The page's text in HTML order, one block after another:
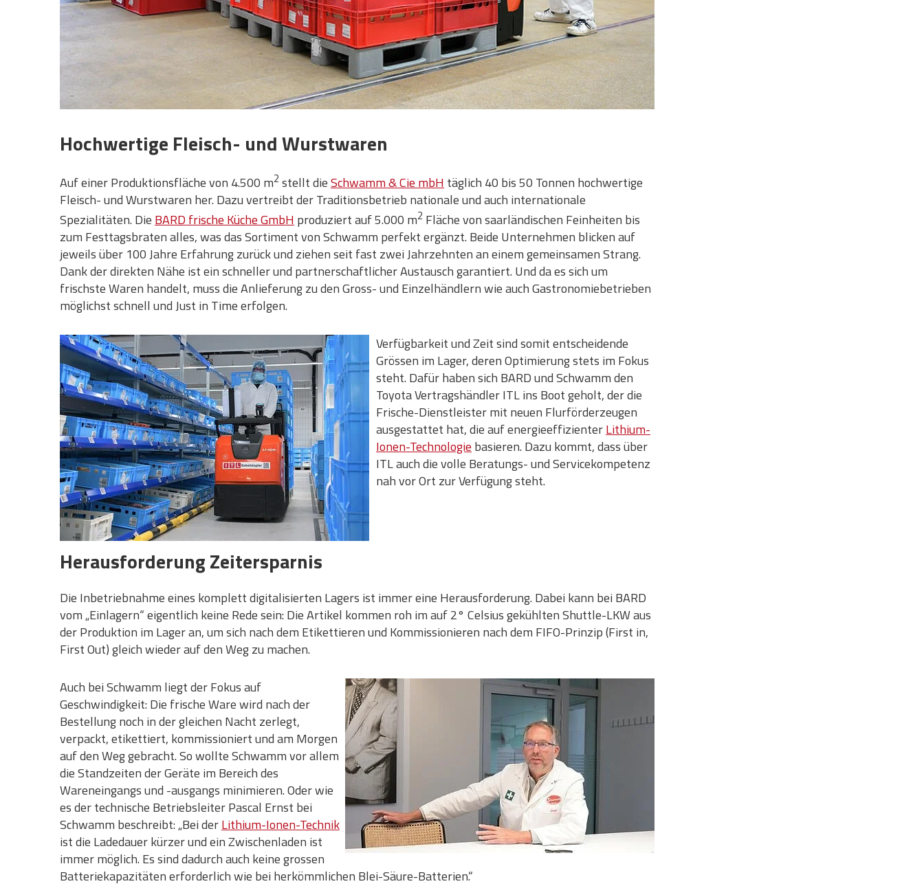
Hochwertige Fleisch- und Wurstwaren
Auf einer Produktionsfläche von 4.500 m2 stellt dieSchwamm & Cie mbH täglich 40 bis 50 Tonnen hochwertige
Fleisch- und Wurstwaren her. Dazu vertreibt der Traditionsbetrieb nationale und auch internationale
Spezialitäten. Die BARD frische Küche GmbH produziert auf 5.000 m2 Fläche von saarländischen Feinheiten bis
zum Festtagsbraten alles, was das Sortiment von Schwamm perfekt ergänzt. Beide Unternehmen blicken auf
jeweils über 100 Jahre Erfahrung zurück und ziehen seit fast zwei Jahrzehnten an einem gemeinsamen Strang.
Dank der direkten Nähe ist ein schneller und partnerschaftlicher Austausch garantiert. Und da es sich um
frischste Waren handelt, muss die Anlieferung zu den Gross- und Einzelhändlern wie auch Gastronomiebetrieben
möglichst schnell und Just in Time erfolgen.
Verfügbarkeit und Zeit sind somit entscheidende
Grössen im Lager, deren Optimierung stets im Fokus
steht. Dafür haben sich BARD und Schwamm den
Toyota Vertragshändler ITL ins Boot geholt, der die
Frische-Dienstleister mit neuen Flurförderzeugen
ausgestattet hat, die auf energieeffizienterLithium-
Ionen-Technologie basieren. Dazu kommt, dass über
ITL auch die volle Beratungs- und Servicekompetenz
nah vor Ort zur Verfügung steht.
Herausforderung Zeitersparnis
Die Inbetriebnahme eines komplett digitalisierten Lagers ist immer eine Herausforderung. Dabei kann bei BARD
vom „Einlagern“ eigentlich keine Rede sein: Die Artikel kommen roh im auf 2° Celsius gekühlten Shuttle-LKW aus
der Produktion im Lager an, um sich nach dem Etikettieren und Kommissionieren nach dem FIFO-Prinzip (First in,
First Out) gleich wieder auf den Weg zu machen.
Auch bei Schwamm liegt der Fokus auf
Geschwindigkeit: Die frische Ware wird nach der
Bestellung noch in der gleichen Nacht zerlegt,
verpackt, etikettiert, kommissioniert und am Morgen
auf den Weg gebracht. So wollte Schwamm vor allem
die Standzeiten der Geräte im Bereich des
Wareneingangs und -ausgangs minimieren. Oder wie
es der technische Betriebsleiter Pascal Ernst bei
Schwamm beschreibt: „Bei derLithium-Ionen-Technik
ist die Ladedauer kürzer und ein Zwischenladen ist
immer möglich. Es sind dadurch auch keine grossen
Batteriekapazitäten erforderlich wie bei herkömmlichen Blei-Säure-Batterien.“